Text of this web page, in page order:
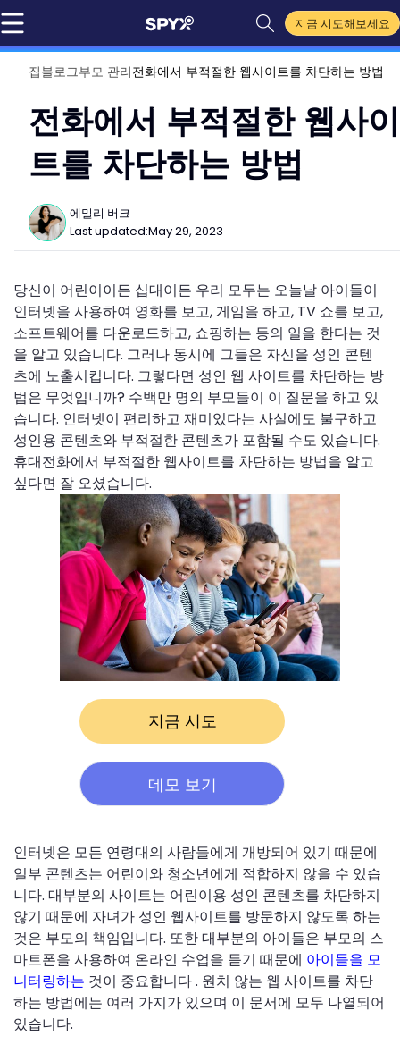
지금 시도해보세요
집블로그부모 관리전화에서 부적절한 웹사이트를 차단하는 방법
전화에서 부적절한 웹사이
트를 차단하는 방법
에밀리 버크
Last updated:May 29, 2023
당신이 어린이이든 십대이든 우리 모두는 오늘날 아이들이
인터넷을 사용하여 영화를 보고, 게임을 하고, TV 쇼를 보고,
소프트웨어를 다운로드하고, 쇼핑하는 등의 일을 한다는 것
을 알고 있습니다. 그러나 동시에 그들은 자신을 성인 콘텐
츠에 노출시킵니다. 그렇다면 성인 웹 사이트를 차단하는 방
법은 무엇입니까? 수백만 명의 부모들이 이 질문을 하고 있
습니다. 인터넷이 편리하고 재미있다는 사실에도 불구하고
성인용 콘텐츠와 부적절한 콘텐츠가 포함될 수도 있습니다.
휴대전화에서 부적절한 웹사이트를 차단하는 방법을 알고
싶다면 잘 오셨습니다.
지금 시도
데모 보기
인터넷은 모든 연령대의 사람들에게 개방되어 있기 때문에
일부 콘텐츠는 어린이와 청소년에게 적합하지 않을 수 있습
니다. 대부분의 사이트는 어린이용 성인 콘텐츠를 차단하지
않기 때문에 자녀가 성인 웹사이트를 방문하지 않도록 하는
것은 부모의 책임입니다. 또한 대부분의 아이들은 부모의 스
마트폰을 사용하여 온라인 수업을 듣기 때문에 아이들을 모
니터링하는 것이 중요합니다 . 원치 않는 웹 사이트를 차단
하는 방법에는 여러 가지가 있으며 이 문서에 모두 나열되어
있습니다.